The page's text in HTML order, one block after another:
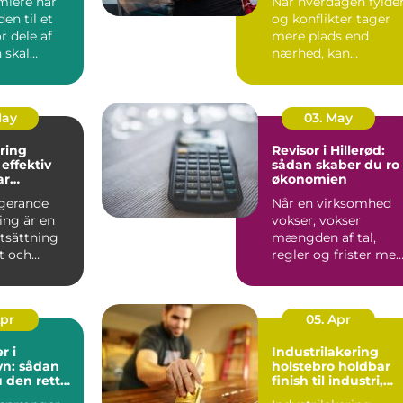
til et
dele af
skal
og konflikter tager
mere plads end
nærhed, kan
at føles t...
är en
och
03. May
Revisor i Hillerød:
sådan skaber du ro
økonomien
Når en virksomhed
vokser, vokser
mængden af tal,
regler og frister med.
i
sådan
den rette
05. Apr
Industrilakering
holstebro holdbar
finish til industri,